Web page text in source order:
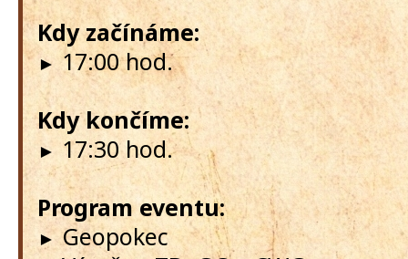
Kdy začínáme:
► 17:00 hod.
Kdy končíme:
► 17:30 hod.
Program eventu:
►Geopokec